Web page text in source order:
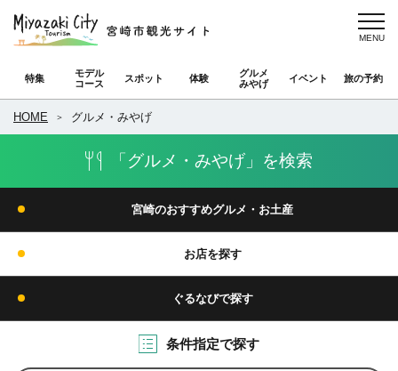
特集
モデル
コース
スポット 体験
グルメ
みやげ
イベント 旅の予約
HOME グルメ・みやげ
「グルメ・みやげ」を検索
宮崎のおすすめグルメ・お土産
お店を探す
ぐるなびで探す
条件指定で探す